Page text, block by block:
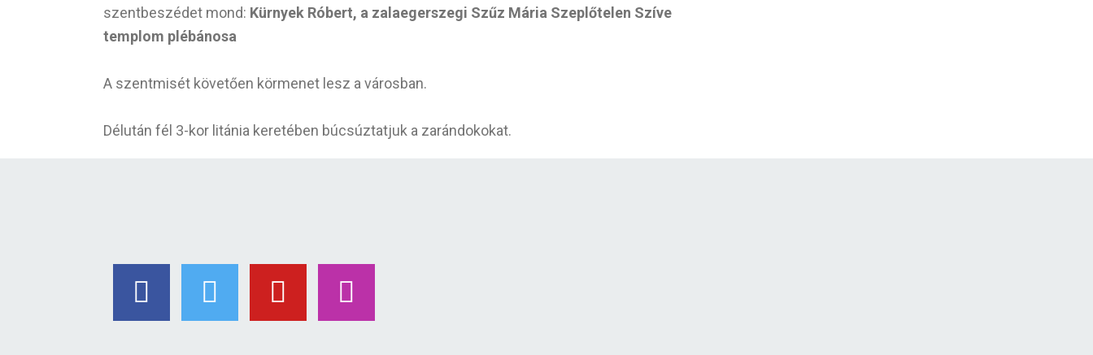
szentbeszédet mond: Kürnyek Róbert, a zalaegerszegi Szűz Mária Szeplőtelen Szíve
templom plébánosa
A szentmisét követően körmenet lesz a városban.
Délután fél 3-kor litánia keretében búcsúztatjuk a zarándokokat.